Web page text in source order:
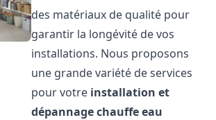
des matériaux de qualité pour
garantir la longévité de vos
installations. Nous proposons
une grande variété de services
pour votre installation et
dépannage chauffe eau